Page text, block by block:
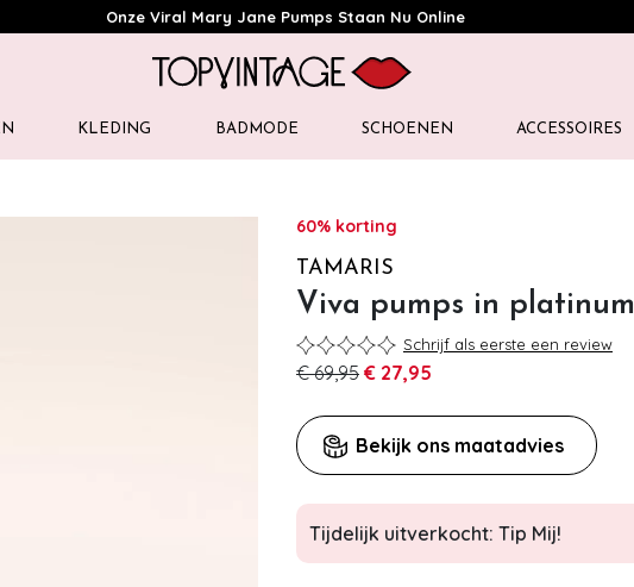
Onze Viral Mary Jane Pumps Staan Nu Online
KLEDING BADMODE SCHOENEN ACCESSOIRES
60% korting
TAMARIS
Viva pumps in platinum
Schrijf als eerste een review
€ 69,95 € 27,95
Bekijk ons maatadvies
Tijdelijk uitverkocht: Tip Mij!